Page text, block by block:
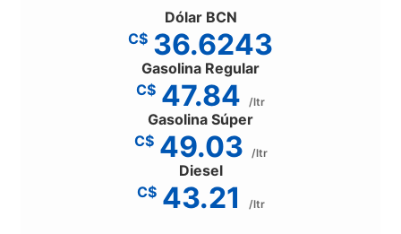
Dólar BCN
C$ 36.6243
Gasolina Regular
C$ 47.84 /ltr
Gasolina Súper
C$ 49.03 /ltr
Diesel
C$ 43.21 /ltr